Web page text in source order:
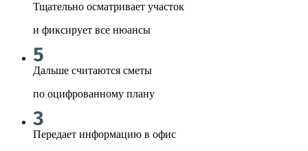
Тщательно осматривает участок
и фиксирует все нюансы
Дальше считаются сметы
по оцифрованному плану
Передает информацию в офис